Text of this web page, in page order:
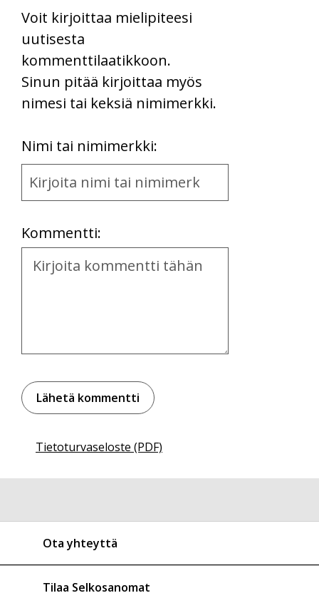
Voit kirjoittaa mielipiteesi
uutisesta
kommenttilaatikkoon.
Sinun pitää kirjoittaa myös
nimesi tai keksiä nimimerkki.
Nimi tai nimimerkki:
Name
and
Kommentti:
Kommentti
Tietoturvaseloste (PDF)
Ota yhteyttä
Tilaa Selkosanomat